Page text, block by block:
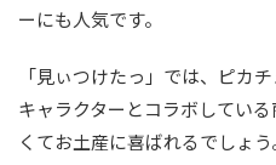
ーにも人気です。
「見ぃつけたっ」では、ピカ
キャラクターとコラボしてい
くてお土産に喜ばれるでしょう